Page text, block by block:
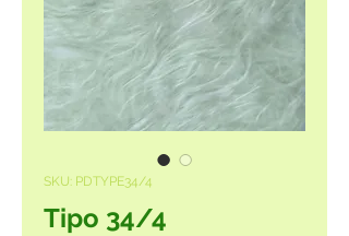
SKU: PDTYPE34/4
Tipo 34/4